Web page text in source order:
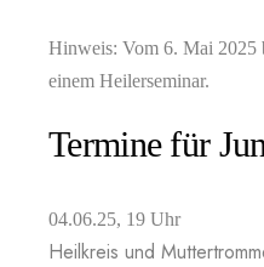
Hinweis: Vom 6. Mai 2025
einem Heilerseminar.
Termine für
04.06.25, 19 Uhr
Heilkreis und